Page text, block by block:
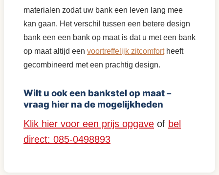
materialen zodat uw bank een leven lang mee
kan gaan. Het verschil tussen een betere design
bank een een bank op maat is dat u met een bank
op maat altijd een voortreffelijk zitcomfortheeft
gecombineerd met een prachtig design.
Wilt u ook een bankstel op maat –
vraag hier na de mogelijkheden
Klik hier voor een prijs opgave of bel
direct: 085-0498893